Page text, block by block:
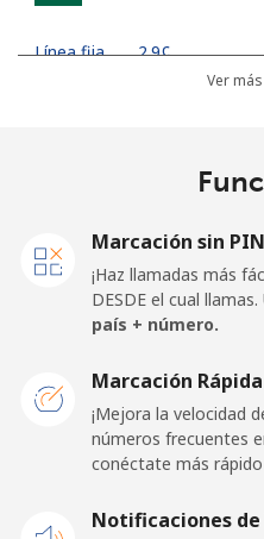
Línea fija ⁦2.9¢⁩
Línea fija ⁦27.5¢⁩
⁦29.5¢⁩
Línea fija ⁦50.5¢⁩
⁦45.9¢⁩
Ver
Marcación sin PIN
¡Haz llamadas más
DESDE el cual
país + número.
Marcación Rápida
¡Mejora la velocidad
números frecuentes
conéctate más
Notificaciones de